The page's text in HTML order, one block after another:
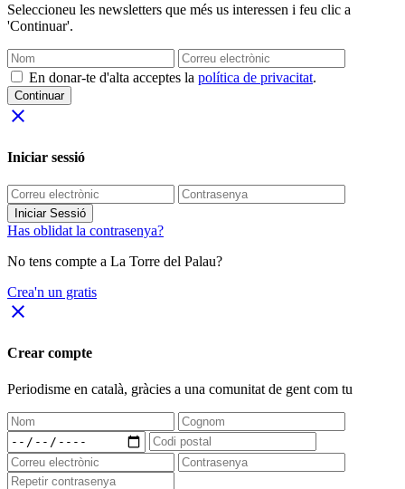
Seleccioneu les newsletters que més us interessen i feu clic a
'Continuar'.
En donar-te d'alta acceptes la política de privacitat.
Continuar
close
Iniciar sessió
Iniciar Sessió
Has oblidat la contrasenya?
No tens compte a La Torre del Palau?
Crea'n un gratis
close
Crear compte
Periodisme en català, gràcies a una comunitat de gent com tu